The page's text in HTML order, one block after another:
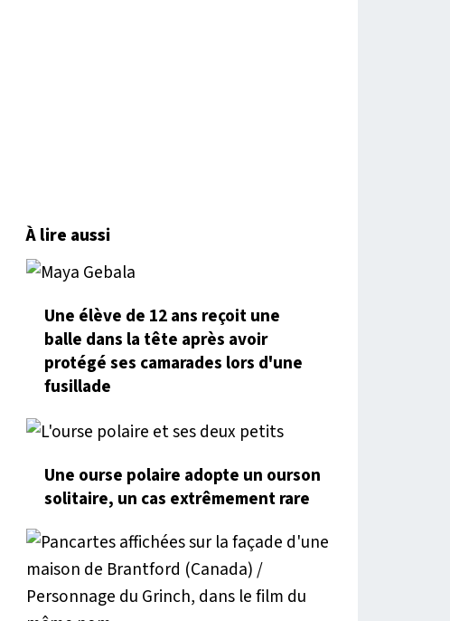
À lire aussi
Une élève de 12 ans reçoit une
balle dans la tête après avoir
protégé ses camarades lors d'une
fusillade
Une ourse polaire adopte un ourson
solitaire, un cas extrêmement rare